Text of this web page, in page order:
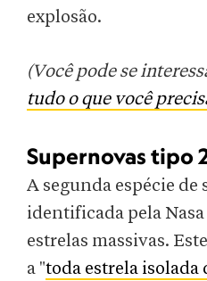
explosão.
(Você pode se
tudo o que você
Supernovas tipo
A segunda espécie de
identificada pela
estrelas massivas.
a "toda estrela isolada